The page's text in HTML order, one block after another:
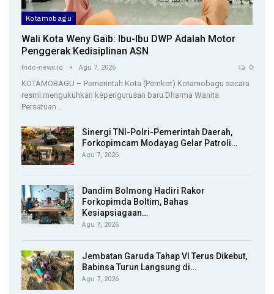
Kotamobagu
Wali Kota Weny Gaib: Ibu-Ibu DWP Adalah Motor
Penggerak Kedisiplinan ASN
Indo-news.id Agu 7, 2026 0
KOTAMOBAGU – Pemerintah Kota (Pemkot) Kotamobagu secara
resmi mengukuhkan kepengurusan baru Dharma Wanita
Persatuan…
Sinergi TNI-Polri-Pemerintah Daerah,
Forkopimcam Modayag Gelar Patroli…
Agu 7, 2026
Dandim Bolmong Hadiri Rakor
Forkopimda Boltim, Bahas
Kesiapsiagaan…
Agu 7, 2026
Jembatan Garuda Tahap VI Terus Dikebut,
Babinsa Turun Langsung di…
Agu 7, 2026